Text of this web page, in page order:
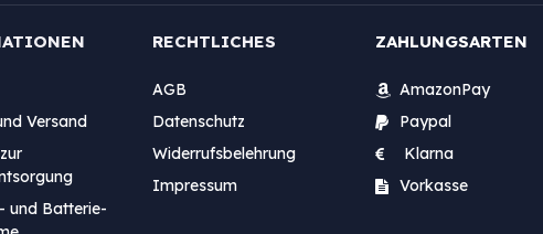
Versand
und Batterie-
RECHTLICHES
AGB
Datenschutz
Widerrufsbelehrung
Impressum
ZAHLUNGSARTEN
AmazonPay
Paypal
Klarna
Vorkasse